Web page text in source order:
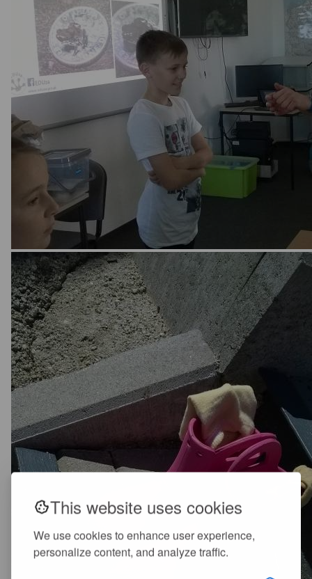
This website uses cookies
We use cookies to enhance user experience,
personalize content, and analyze traffic.